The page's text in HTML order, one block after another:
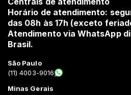
Horário de atendimento:
das 08h às 17h (exceto
Atendimento via WhatsApp
Brasil.
São Paulo
(11) 4003-9016
Minas Gerais